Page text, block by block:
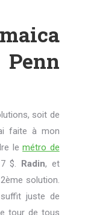
soit de
faite à mon
lemétro de
$. Radin, et
solution.
juste de
tour de tous